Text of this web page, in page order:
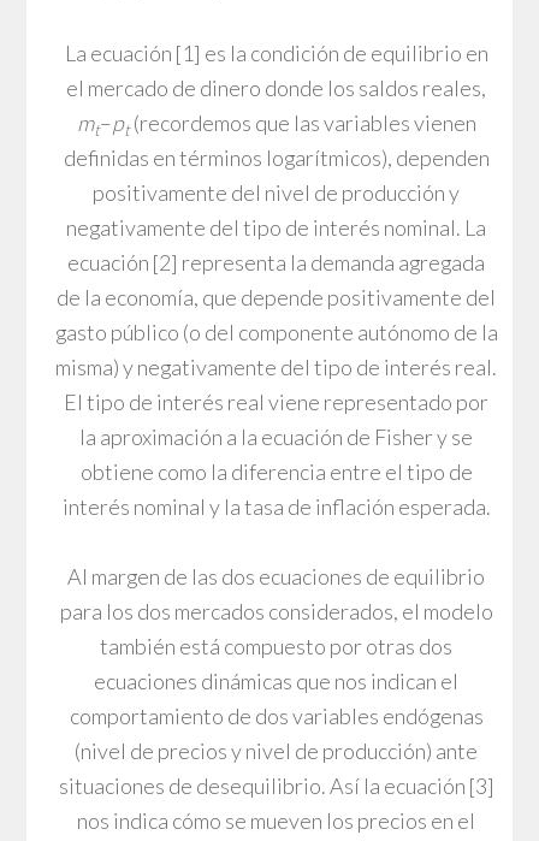
La ecuación [1] es la condición de equilibrio en
el mercado de dinero donde los saldos reales,
mt–pt(recordemos que las variables vienen
definidas en términos logarítmicos), dependen
positivamente del nivel de producción y
negativamente del tipo de interés nominal. La
ecuación [2] representa la demanda agregada
de la economía, que depende positivamente del
gasto público (o del componente autónomo de la
misma) y negativamente del tipo de interés real.
El tipo de interés real viene representado por
la aproximación a la ecuación de Fisher y se
obtiene como la diferencia entre el tipo de
interés nominal y la tasa de inflación esperada.
Al margen de las dos ecuaciones de equilibrio
para los dos mercados considerados, el modelo
también está compuesto por otras dos
ecuaciones dinámicas que nos indican el
comportamiento de dos variables endógenas
(nivel de precios y nivel de producción) ante
situaciones de desequilibrio. Así la ecuación [3]
nos indica cómo se mueven los precios en el